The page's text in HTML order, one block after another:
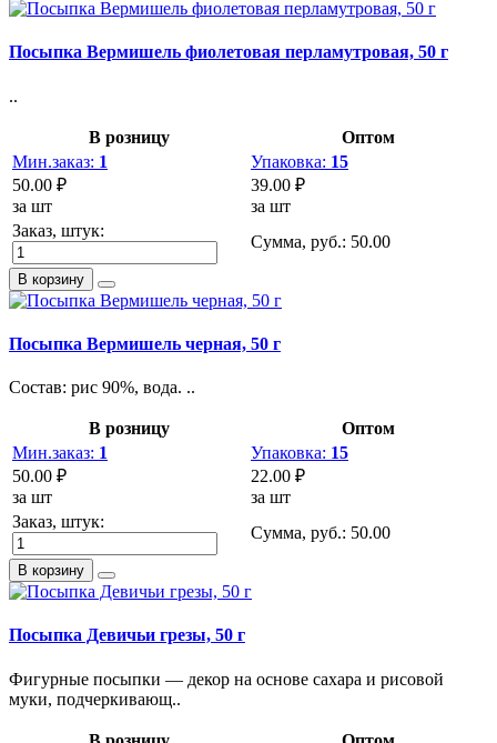
Посыпка Вермишель фиолетовая перламутровая, 50 г
..
В розницу
Оптом
Мин.заказ: 1
50.00 ₽
за шт
Упаковка: 15
39.00 ₽
за шт
Заказ, штук:
Сумма, руб.: 50.00
В корзину
Посыпка Вермишель черная, 50 г
Состав: рис 90%, вода. ..
В розницу
Оптом
Мин.заказ: 1
50.00 ₽
за шт
Упаковка: 15
22.00 ₽
за шт
Заказ, штук:
Сумма, руб.: 50.00
В корзину
Посыпка Девичьи грезы, 50 г
Фигурные посыпки — декор на основе сахара и рисовой
муки, подчеркивающ..